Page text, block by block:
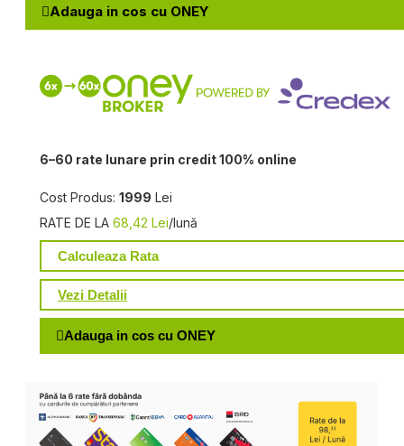
Adauga in cos cu ONEY
6–60 rate lunare prin credit 100% online
Cost Produs: 1999 Lei
RATE DE LA 68,42 Lei/lună
Calculeaza Rata
Vezi Detalii
Adauga in cos cu ONEY